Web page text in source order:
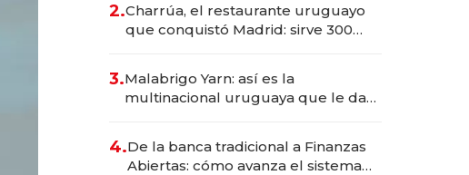
millones
2.Charrúa, el restaurante uruguayo
que conquistó Madrid: sirve 300
prepara apertura
3.Malabrigo Yarn: así es la
multinacional uruguaya que le da
4.De la banca tradicional a Finanzas
Abiertas: cómo avanza el sistema